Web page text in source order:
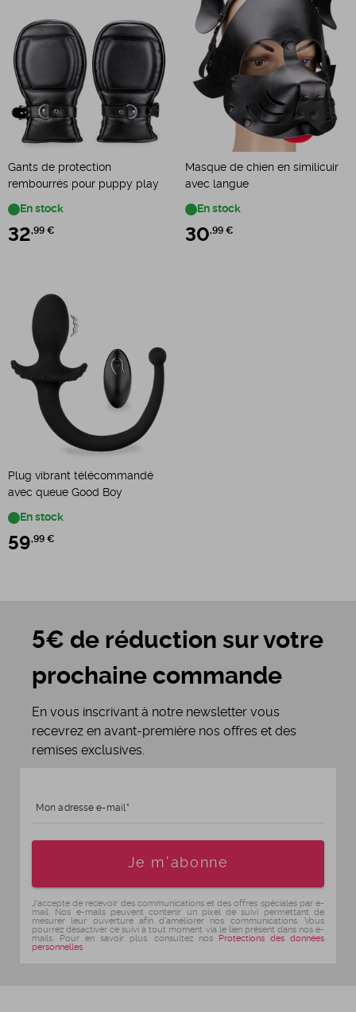
Gants de protection
rembourrés pour puppy play
En stock
32,99 €
Masque de chien en similicuir
avec langue
En stock
30,99 €
Plug vibrant télécommandé
avec queue Good Boy
En stock
59,99 €
5€ de réduction sur votre
prochaine commande
En vous inscrivant à notre newsletter vous
recevrez en avant-première nos offres et des
remises exclusives.
Mon adresse e-mail
Je m'abonne
J'accepte de recevoir des communications et des offres spéciales par e-
mail. Nos e-mails peuvent contenir un pixel de suivi permettant de
mesurer leur ouverture afin d'améliorer nos communications. Vous
pourrez désactiver ce suivi à tout moment via le lien présent dans nos e-
mails. Pour en savoir plus, consultez nos Protections des données
personnelles